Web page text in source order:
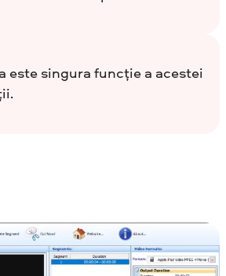
este singura funcție a acestei